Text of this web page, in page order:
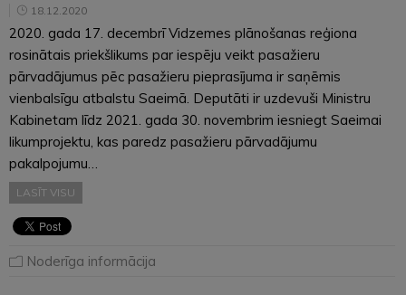
18.12.2020
2020. gada 17. decembrī Vidzemes plānošanas reģiona
rosinātais priekšlikums par iespēju veikt pasažieru
pārvadājumus pēc pasažieru pieprasījuma ir saņēmis
vienbalsīgu atbalstu Saeimā. Deputāti ir uzdevuši Ministru
Kabinetam līdz 2021. gada 30. novembrim iesniegt Saeimai
likumprojektu, kas paredz pasažieru pārvadājumu
pakalpojumu…
LASĪT VISU
Noderīga informācija